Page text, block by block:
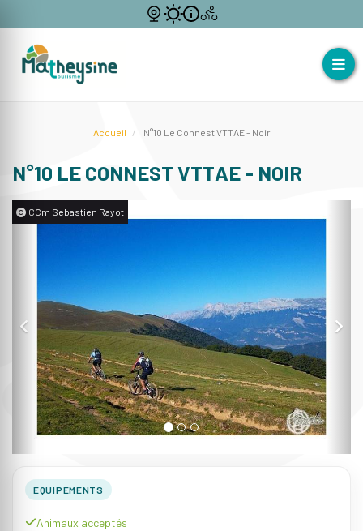
Accueil N°10 Le Connest VTTAE - Noir
N°10 LE CONNEST VTTAE - NOIR
CCm Sebastien Rayot
EQUIPEMENTS
Animaux acceptés